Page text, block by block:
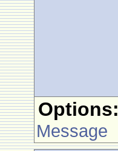
Options:
Message